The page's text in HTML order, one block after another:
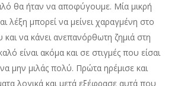
θα ήταν να αποφύγουμε. Μία μικρή
λέξη μπορεί να μείνει χαραγμένη στο
να κάνει ανεπανόρθωτη ζημιά στη
είναι ακόμα και σε στιγμές που είσαι
μην μιλάς πολύ. Πρώτα ηρέμισε και
λογικά και μετά εξέφρασε αυτά που